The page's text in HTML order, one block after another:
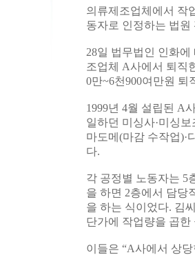
의류제조업체에서 작
동자로 인정하는 법원
28일 법무법인 인화
조업체 A사에서 퇴직
0만~6천900여만원 퇴
1999년 4월 설립된 A
일하던 미싱사·미싱
마도메(마감 수작업)·
다.
각 공정별 노동자는 5
을 하면 2층에서 담당
을 하는 식이었다. 김
단가에 작업량을 곱
이들은 “A사에서 상